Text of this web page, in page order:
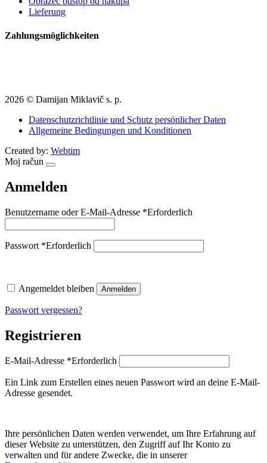
Lieferung
Zahlungsmöglichkeiten
2026 © Damijan Miklavič s. p.
Datenschutzrichtlinie und Schutz persönlicher Daten
Allgemeine Bedingungen und Konditionen
Created by: Webtim
Moj račun
Anmelden
Benutzername oder E-Mail-Adresse *Erforderlich
Passwort *Erforderlich
Angemeldet bleiben Anmelden
Passwort vergessen?
Registrieren
E-Mail-Adresse *Erforderlich
Ein Link zum Erstellen eines neuen Passwort wird an deine E-Mail-
Adresse gesendet.
Ihre persönlichen Daten werden verwendet, um Ihre Erfahrung auf
dieser Website zu unterstützen, den Zugriff auf Ihr Konto zu
verwalten und für andere Zwecke, die in unserer